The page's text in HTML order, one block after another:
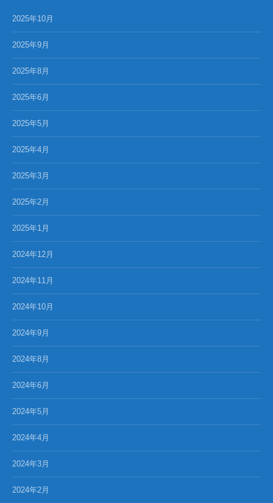
2025年10月
2025年9月
2025年8月
2025年6月
2025年5月
2025年4月
2025年3月
2025年2月
2025年1月
2024年12月
2024年11月
2024年10月
2024年9月
2024年8月
2024年6月
2024年5月
2024年4月
2024年3月
2024年2月